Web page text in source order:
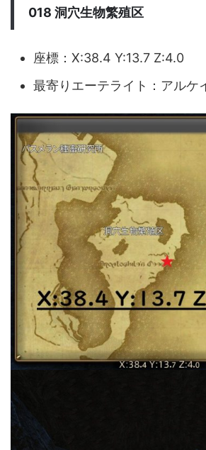
018 洞穴生物繁殖区
座標：X:38.4 Y:13.7 Z:4.0
最寄りエーテライト：アルケ